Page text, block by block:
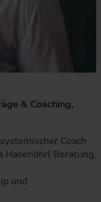
& Coaching,
Coach
Hasenöhrl Beratung,
und